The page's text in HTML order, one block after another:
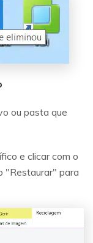
ou pasta que
e clicar com o
"Restaurar" para